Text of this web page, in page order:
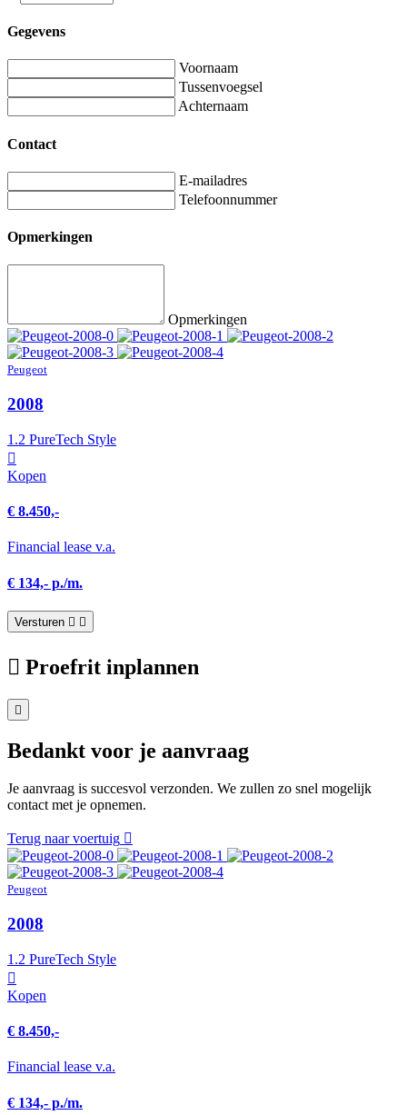
Gegevens
Voornaam
Tussenvoegsel
Achternaam
Contact
E-mailadres
Telefoonnummer
Opmerkingen
Opmerkingen
Peugeot
2008
1.2 PureTech Style
Kopen
€ 8.450,-
Financial lease v.a.
€ 134,- p./m.
Versturen
Proefrit inplannen
Bedankt voor je aanvraag
Je aanvraag is succesvol verzonden. We zullen zo snel mogelijk
contact met je opnemen.
Terug naar voertuig
Peugeot
2008
1.2 PureTech Style
Kopen
€ 8.450,-
Financial lease v.a.
€ 134,- p./m.